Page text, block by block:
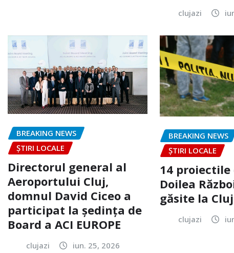
clujazi
BREAKING NEWS
ȘTIRI LOCALE
Directorul general al
Aeroportului Cluj,
domnul David Ciceo a
participat la ședința de
Board a ACI EUROPE
clujazi iun. 25, 2026
BREAKING NEWS
ȘTIRI LOCALE
14 proiectile
Doilea
găsite la Cluj
clujazi